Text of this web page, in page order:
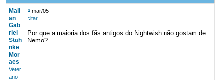
Mail
an
Gab
riel
Stah
nke
Mor
aes
Veter
ano
# mar/05
citar
Por que a maioria dos fãs antigos do Nightwish não gostam de
Nemo?